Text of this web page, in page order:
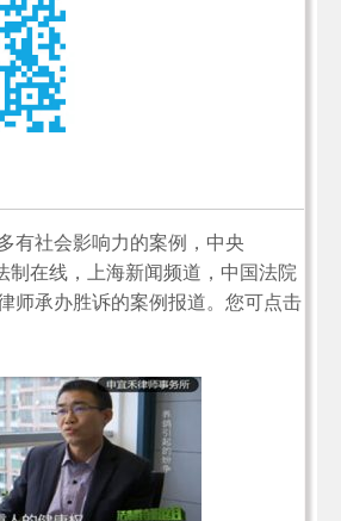
有社会影响力的案例，中央
制在线，上海新闻频道，中国法院
师承办胜诉的案例报道。您可点击